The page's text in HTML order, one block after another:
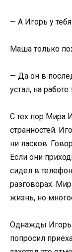
— А Игорь у
Маша только
— Да он в
устал, на работе
С тех пор Мира
странностей.
ни ласков.
Если они
сидел в
разговорах.
жизнь, но
Однажды Игорь
попросил